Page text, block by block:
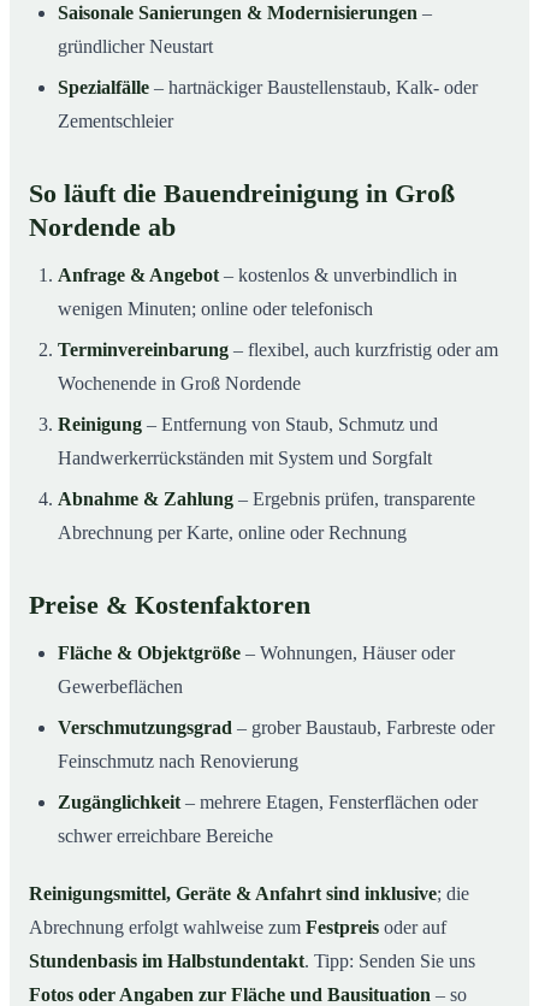
Saisonale Sanierungen & Modernisierungen –
gründlicher Neustart
Spezialfälle – hartnäckiger Baustellenstaub, Kalk- oder
Zementschleier
So läuft die Bauendreinigung in Groß
Nordende ab
Anfrage & Angebot – kostenlos & unverbindlich in
wenigen Minuten; online oder telefonisch
Terminvereinbarung – flexibel, auch kurzfristig oder am
Wochenende in Groß Nordende
Reinigung – Entfernung von Staub, Schmutz und
Handwerkerrückständen mit System und Sorgfalt
Abnahme & Zahlung – Ergebnis prüfen, transparente
Abrechnung per Karte, online oder Rechnung
Preise & Kostenfaktoren
Fläche & Objektgröße – Wohnungen, Häuser oder
Gewerbeflächen
Verschmutzungsgrad – grober Baustaub, Farbreste oder
Feinschmutz nach Renovierung
Zugänglichkeit – mehrere Etagen, Fensterflächen oder
schwer erreichbare Bereiche
Reinigungsmittel, Geräte & Anfahrt sind inklusive; die
Abrechnung erfolgt wahlweise zum Festpreis oder auf
Stundenbasis im Halbstundentakt. Tipp: Senden Sie uns
Fotos oder Angaben zur Fläche und Bausituation – so